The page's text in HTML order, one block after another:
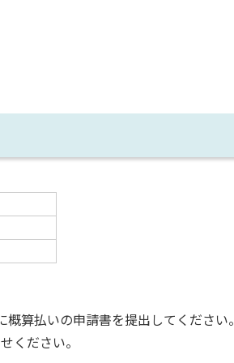
算払いの申請書を提出してください。
ください。